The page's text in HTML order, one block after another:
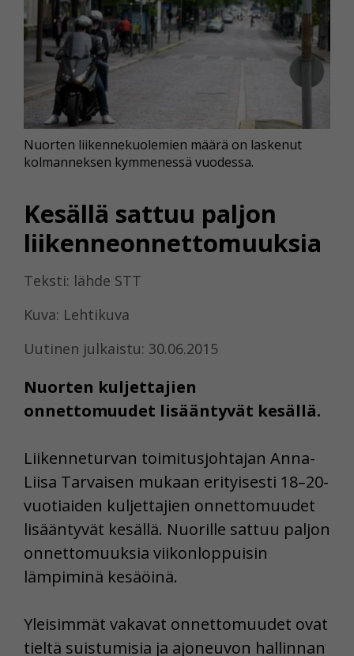
Kesällä sattuu paljon
liikenneonnettomuuksia
Teksti: lähde STT
Kuva: Lehtikuva
Uutinen julkaistu: 30.06.2015
Nuorten kuljettajien
onnettomuudet lisääntyvät kesällä.
Nuorten liikennekuolemien määrä on laskenut
kolmanneksen kymmenessä vuodessa.
Liikenneturvan toimitusjohtajan Anna-
Liisa Tarvaisen mukaan erityisesti 18–20-
vuotiaiden kuljettajien onnettomuudet
lisääntyvät kesällä. Nuorille sattuu paljon
onnettomuuksia viikonloppuisin
lämpiminä kesäöinä.
Yleisimmät vakavat onnettomuudet ovat
tieltä suistumisia ja ajoneuvon hallinnan